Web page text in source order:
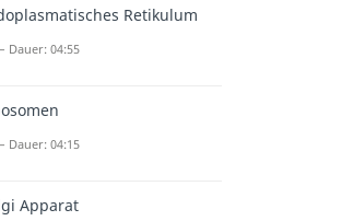
Retikulum
Dauer: 04:55
Dauer: 04:15
Apparat